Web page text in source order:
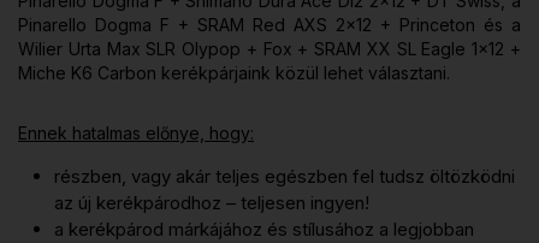
Pinarello Dogma F + SRAM Red AXS 2x12 + Princeton és a
Wilier Urta Max SLR Olypop + Fox + SRAM XX SL Eagle 1x12 +
Miche K6 Carbon kerékpárjaink közül lehet választani.
Ennek hatalmas előnye, hogy:
részben, vagy akár teljes egészben fel tudsz öltözködni
az új kerékpárodhoz – teljesen ingyen!
a kerékpárod márkájához és stílusához a legjobban